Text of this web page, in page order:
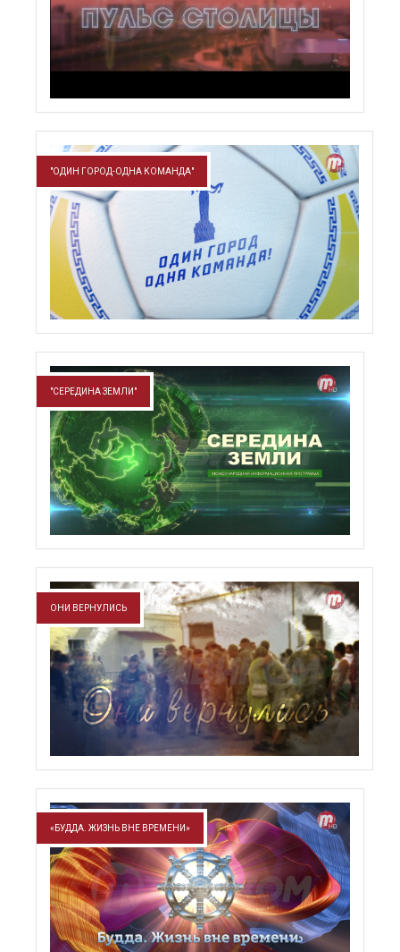
"ОДИН ГОРОД-ОДНА КОМАНДА"
"СЕРЕДИНА ЗЕМЛИ"
ОНИ ВЕРНУЛИСЬ
«БУДДА. ЖИЗНЬ ВНЕ ВРЕМЕНИ»